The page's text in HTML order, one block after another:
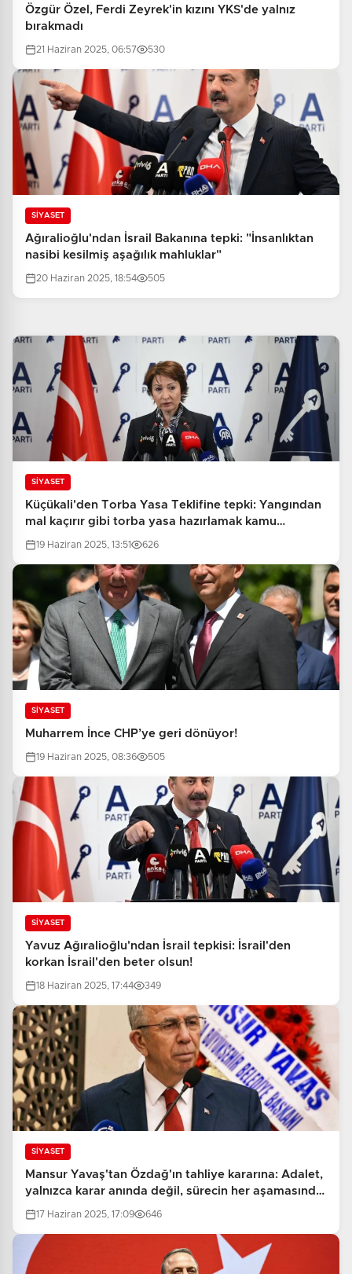
Özgür Özel, Ferdi Zeyrek'in kızını YKS'de yalnız
bırakmadı
21 Haziran 2025, 06:57 530
SİYASET
Ağıralioğlu'ndan İsrail Bakanına tepki: "İnsanlıktan
nasibi kesilmiş aşağılık mahluklar"
20 Haziran 2025, 18:54 505
SİYASET
Küçükali'den Torba Yasa Teklifine tepki: Yangından
mal kaçırır gibi torba yasa hazırlamak kamu
vicdanıyla bağdaşmıyor
19 Haziran 2025, 13:51 626
SİYASET
Muharrem İnce CHP’ye geri dönüyor!
19 Haziran 2025, 08:36 505
SİYASET
Yavuz Ağıralioğlu'ndan İsrail tepkisi: İsrail'den
korkan İsrail'den beter olsun!
18 Haziran 2025, 17:44 349
SİYASET
Mansur Yavaş'tan Özdağ'ın tahliye kararına: Adalet,
yalnızca karar anında değil, sürecin her aşamasında
hissedilmelidir
17 Haziran 2025, 17:09 646